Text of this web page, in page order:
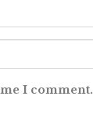
I comment.